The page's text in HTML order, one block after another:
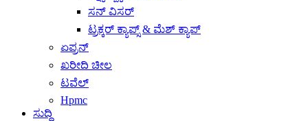
ಸನ್ ವಿಸರ್
ಟ್ರಕ್ಕರ್ ಕ್ಯಾಪ್ಸ್ & ಮೆಶ್ ಕ್ಯಾಪ್
ಏಪ್ರನ್
ಖರೀದಿ ಚೀಲ
ಟವೆಲ್
Hpmc
ಸುದ್ದಿ